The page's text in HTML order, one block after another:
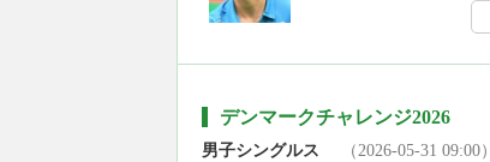
デンマークチャレンジ2026
男子シングルス （2026-05-31 09:00）